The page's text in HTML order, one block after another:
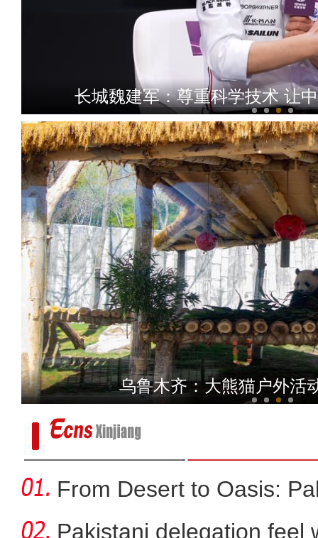
长城魏建军：尊重科学技术 让
大美边疆看我家丨新疆赛里木湖
乌鲁木齐：大熊猫户外活
From Desert to Oasis:
Pakistani delegation feel